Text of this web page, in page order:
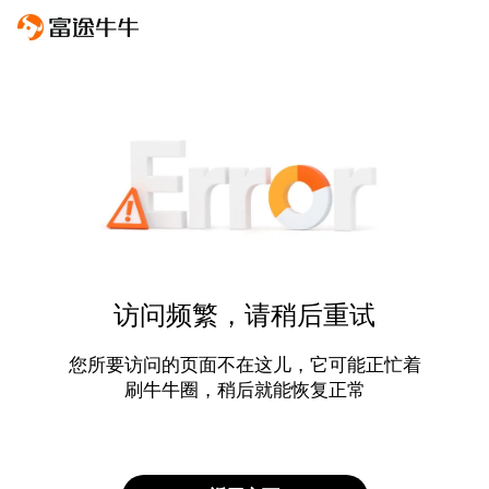
访问频繁，请稍后重试
您所要访问的页面不在这儿，它可能正忙着
刷牛牛圈，稍后就能恢复正常